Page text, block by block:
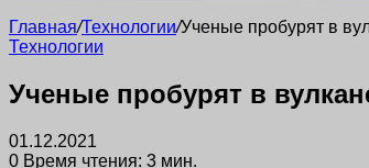
Главная/Технологии/Ученые пробурят в
Технологии
Ученые пробурят в
01.12.2021
0 Время чтения: 3 мин.